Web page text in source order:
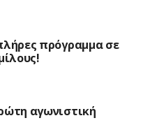
πρόγραμμα σε
αγωνιστική